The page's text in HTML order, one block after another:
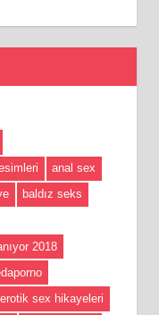
anal sex
baldız seks
2018
erotik sex hikayeleri